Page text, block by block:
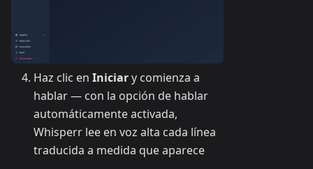
Haz clic en Iniciary comienza a
hablar — con la opción de hablar
automáticamente activada,
Whisperr lee en voz alta cada línea
traducida a medida que aparece